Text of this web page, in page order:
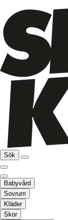
Sök
Babyvård
Sovrum
Kläder
Skor